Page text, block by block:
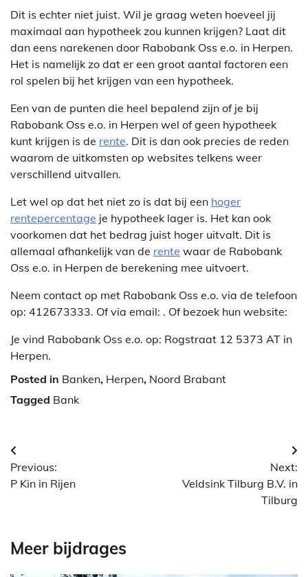
Dit is echter niet juist. Wil je graag weten hoeveel jij
maximaal aan hypotheek zou kunnen krijgen? Laat dit
dan eens narekenen door Rabobank Oss e.o. in Herpen.
Het is namelijk zo dat er een groot aantal factoren een
rol spelen bij het krijgen van een hypotheek.
Een van de punten die heel bepalend zijn of je bij
Rabobank Oss e.o. in Herpen wel of geen hypotheek
kunt krijgen is de rente. Dit is dan ook precies de reden
waarom de uitkomsten op websites telkens weer
verschillend uitvallen.
Let wel op dat het niet zo is dat bij een hoger
rentepercentage je hypotheek lager is. Het kan ook
voorkomen dat het bedrag juist hoger uitvalt. Dit is
allemaal afhankelijk van de rente waar de Rabobank
Oss e.o. in Herpen de berekening mee uitvoert.
Neem contact op met Rabobank Oss e.o. via de telefoon
op: 412673333. Of via email: . Of bezoek hun website:
Je vind Rabobank Oss e.o. op: Rogstraat 12 5373 AT in
Herpen.
Posted in Banken, Herpen, Noord Brabant
Tagged Bank
Berichtnavigatie
Previous:
P Kin in Rijen
Next:
Veldsink Tilburg B.V. in
Tilburg
Meer bijdrages